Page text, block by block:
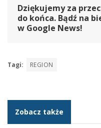
Dziękujemy za
do końca. Bądź na
w Google News!
Tagi: REGION
Zobacz także